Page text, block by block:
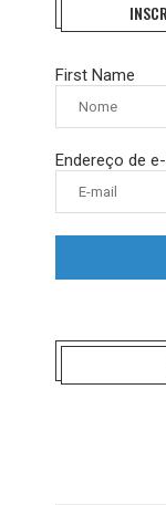
First Name
Endereço de